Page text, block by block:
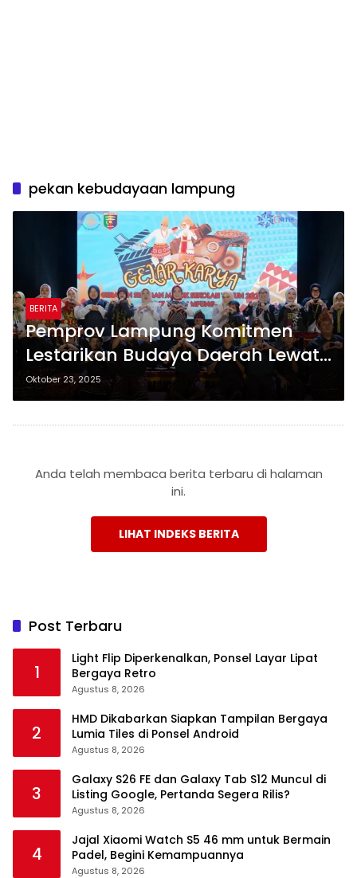
pekan kebudayaan lampung
BERITA
Pemprov Lampung Komitmen
Lestarikan Budaya Daerah Lewat
Pekan Kebudayaan Daerah IV
2025
Oktober 23, 2025
Anda telah membaca berita terbaru di halaman
ini.
LIHAT INDEKS BERITA
Post Terbaru
1
Light Flip Diperkenalkan, Ponsel Layar Lipat
Bergaya Retro
Agustus 8, 2026
2
HMD Dikabarkan Siapkan Tampilan Bergaya
Lumia Tiles di Ponsel Android
Agustus 8, 2026
3
Galaxy S26 FE dan Galaxy Tab S12 Muncul di
Listing Google, Pertanda Segera Rilis?
Agustus 8, 2026
4
Jajal Xiaomi Watch S5 46 mm untuk Bermain
Padel, Begini Kemampuannya
Agustus 8, 2026